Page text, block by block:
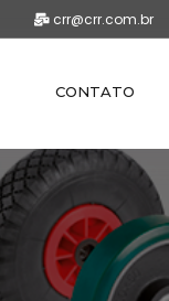
crr@crr.com.br
CONTATO